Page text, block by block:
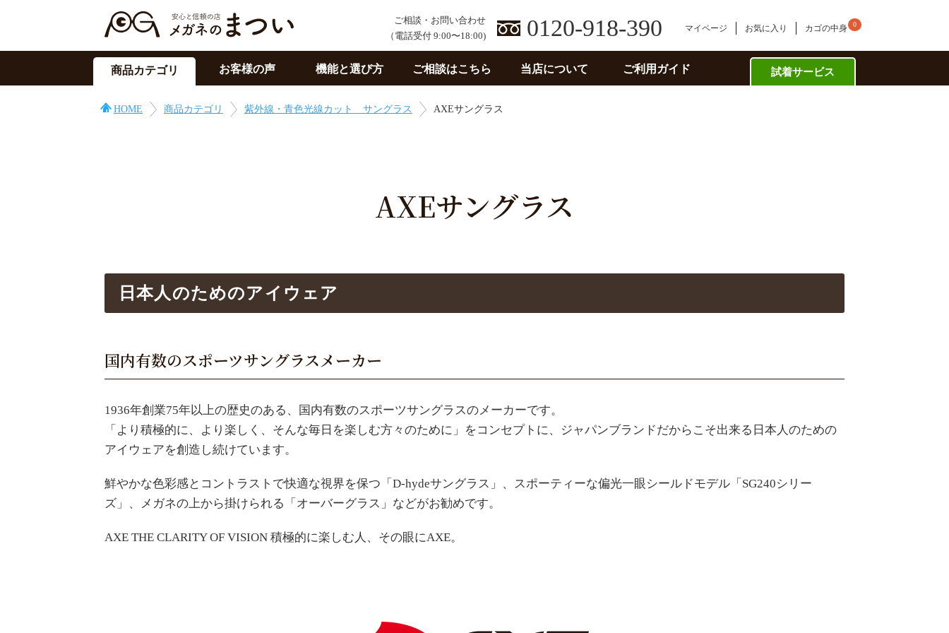
ご相談・お問い合わせ
（電話受付 9:00〜18:00)
0120-918-390 マイページ お気に入り カゴの中身 0
商品カテゴリ お客様の声 機能と選び方 ご相談はこちら 当店について ご利用ガイド 試着サービス
HOME 商品カテゴリ 紫外線・青色光線カット サングラス AXEサングラス
AXEサングラス
日本人のためのアイウェア
国内有数のスポーツサングラスメーカー
1936年創業75年以上の歴史のある、国内有数のスポーツサングラスのメーカーです。
「より積極的に、より楽しく、そんな毎日を楽しむ方々のために」をコンセプトに、ジャパンブランドだからこそ出来る日本人のための
アイウェアを創造し続けています。
鮮やかな色彩感とコントラストで快適な視界を保つ「D-hydeサングラス」、スポーティーな偏光一眼シールドモデル「SG240シリー
ズ」、メガネの上から掛けられる「オーバーグラス」などがお勧めです。
AXE THE CLARITY OF VISION 積極的に楽しむ人、その眼にAXE。